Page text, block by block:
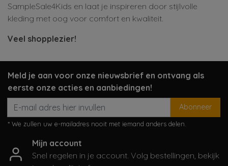
SampleSale4Kids en laat je inspireren door stijlvolle
kleding met oog voor comfort en kwaliteit.
Veel shopplezier!
Meld je aan voor onze nieuwsbrief en ontvang als
eerste onze acties en aanbiedingen!
Abonneer
* We zullen uw e-mailadres nooit met iemand anders delen.
Mijn account
Snel regelen in je account. Volg bestellingen, bekijk